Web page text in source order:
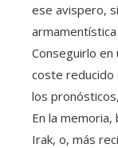
ese avispero,
Conseguirlo
coste reducido
los
En la memoria,
Irak, o, más